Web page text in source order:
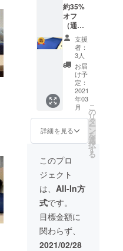
約35%
オフ
（通常
価格
49,800
円）
支援
者：
3人
お届
け予
定：
2021
年03
月
詳細を見る
こ
の
リ
タ
ー
ン
を
選
択
す
る
このプロ
ジェクト
は、 All-In方
式です。
目標金額に
関わらず、
2021/02/28